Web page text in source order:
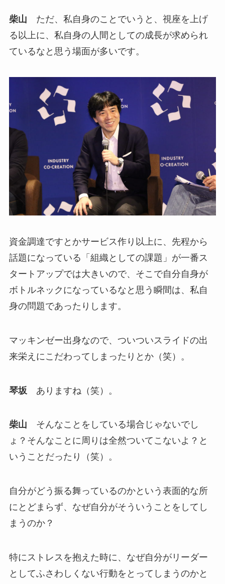
柴山 ただ、私自身のことでいうと、視座を上げ
る以上に、私自身の人間としての成長が求められ
ているなと思う場面が多いです。
資金調達ですとかサービス作り以上に、先程から
話題になっている「組織としての課題」が一番ス
タートアップでは大きいので、そこで自分自身が
ボトルネックになっているなと思う瞬間は、私自
身の問題であったりします。
マッキンゼー出身なので、ついついスライドの出
来栄えにこだわってしまったりとか（笑）。
琴坂 ありますね（笑）。
柴山 そんなことをしている場合じゃないでし
ょ？そんなことに周りは全然ついてこないよ？と
いうことだったり（笑）。
自分がどう振る舞っているのかという表面的な所
にとどまらず、なぜ自分がそういうことをしてし
まうのか？
特にストレスを抱えた時に、なぜ自分がリーダー
としてふさわしくない行動をとってしまうのかと